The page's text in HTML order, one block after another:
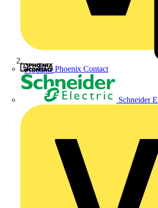
Phoenix Contact
Schneider
Produkte